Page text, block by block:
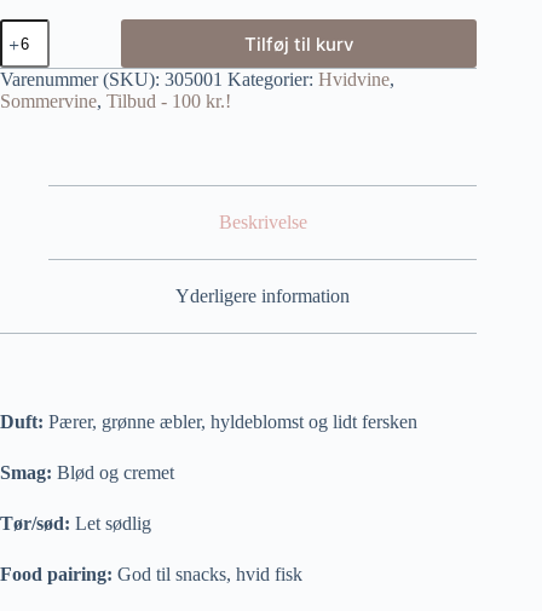
Tilføj til kurv
Varenummer (SKU): 305001 Kategorier: Hvidvine,
Sommervine, Tilbud - 100 kr.!
Beskrivelse
Yderligere information
Duft: Pærer, grønne æbler, hyldeblomst og lidt fersken
Smag: Blød og cremet
Tør/sød: Let sødlig
Food pairing: God til snacks, hvid fisk